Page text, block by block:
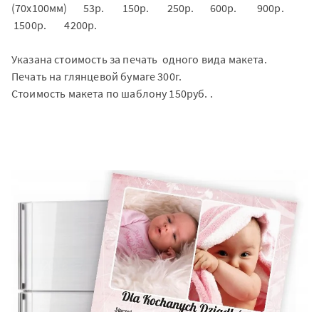
(70х100мм) 53р. 150р. 250р. 600р. 900р.
1500р. 4200р.
Указана стоимость за печать одного вида макета.
Печать на глянцевой бумаге 300г.
Стоимость макета по шаблону 150руб. .